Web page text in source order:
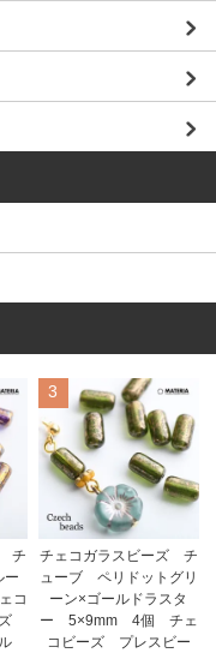
チ
ー
コ
3
チェコガラスビーズ チ
ューブ ペリドットグリ
ーン×ゴールドラスタ
ー 5×9mm 4個 チェ
コビーズ プレスビー